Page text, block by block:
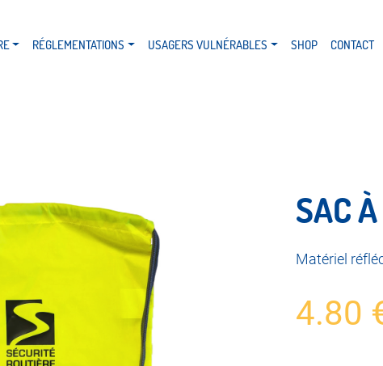
RÉGLEMENTATIONS USAGERS VULNÉRABLES SHOP CONTACT
SAC
Matériel
4.80